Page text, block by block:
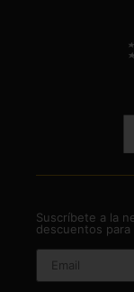
Suscríbete a la
descuentos para